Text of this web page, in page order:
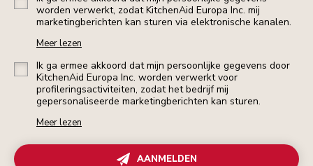
worden verwerkt, zodat KitchenAid Europa Inc. mij
marketingberichten kan sturen via elektronische kanalen.
Meer lezen
Ik ga ermee akkoord dat mijn persoonlijke gegevens door
KitchenAid Europa Inc. worden verwerkt voor
profileringsactiviteiten, zodat het bedrijf mij
gepersonaliseerde marketingberichten kan sturen.
Meer lezen
AANMELDEN